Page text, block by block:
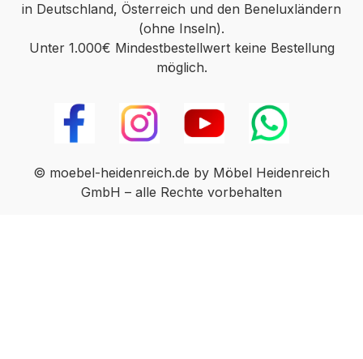
in Deutschland, Österreich und den Beneluxländern
(ohne Inseln).
Unter 1.000€ Mindestbestellwert keine Bestellung
möglich.
© moebel-heidenreich.de by Möbel Heidenreich
GmbH – alle Rechte vorbehalten